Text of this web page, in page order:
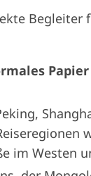
Begleiter
Papier
im Westen